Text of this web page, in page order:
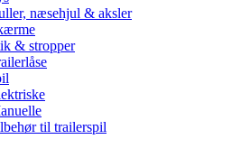
næsehjul & aksler
& stropper
til trailerspil